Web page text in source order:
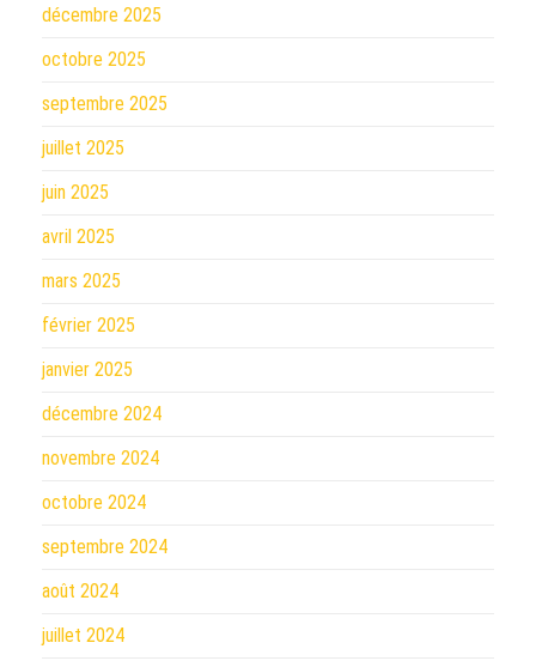
décembre 2025
octobre 2025
septembre 2025
juillet 2025
juin 2025
avril 2025
mars 2025
février 2025
janvier 2025
décembre 2024
novembre 2024
octobre 2024
septembre 2024
août 2024
juillet 2024